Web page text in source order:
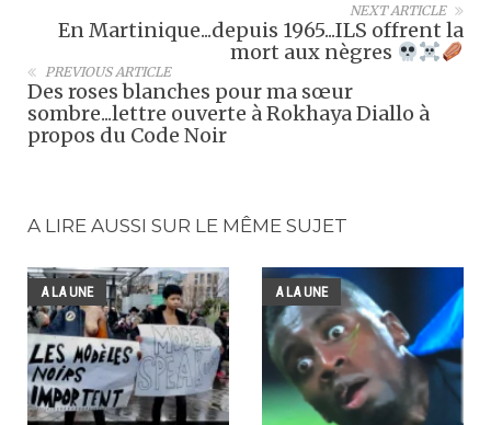
NEXT ARTICLE
En Martinique...depuis 1965...ILS offrent la
mort aux nègres
PREVIOUS ARTICLE
Des roses blanches pour ma sœur
sombre...lettre ouverte à Rokhaya Diallo à
propos du Code Noir
A LIRE AUSSI SUR LE MÊME SUJET
A LA UNE A LA UNE